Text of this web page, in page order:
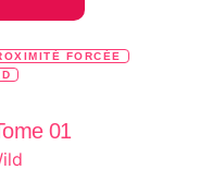
FORCÉE
01